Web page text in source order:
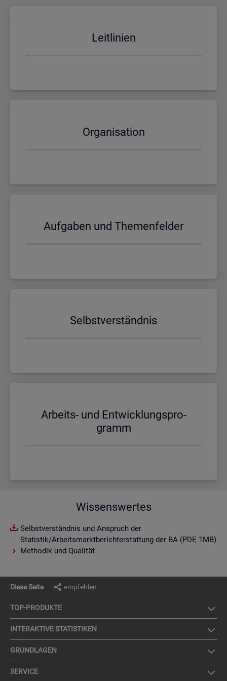
Leit­li­ni­en
Or­ga­ni­sa­ti­on
Auf­ga­ben und The­men­fel­der
Selbst­ver­ständ­nis
Ar­beits- und Ent­wick­lungs­pro­
gramm
Wissenswertes
Selbstverständnis und Anspruch der
Statistik/Arbeitsmarktberichterstattung der BA (PDF, 1MB)
Methodik und Qualität
Diese Seite empfehlen
TOP-PRO­DUK­TE
IN­TER­AK­TI­VE STA­TIS­TI­KEN
GRUND­LA­GEN
SER­VICE